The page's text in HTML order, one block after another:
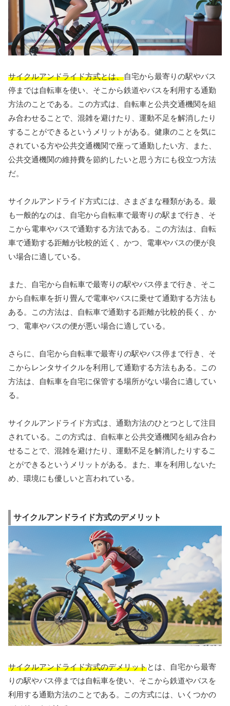
サイクルアンドライド方式とは、自宅から最寄りの駅やバス
停までは自転車を使い、そこから鉄道やバスを利用する通勤
方法のことである。この方式は、自転車と公共交通機関を組
み合わせることで、混雑を避けたり、運動不足を解消したり
することができるというメリットがある。健康のことを気に
されている方や公共交通機関で座って通勤したい方、また、
公共交通機関の維持費を節約したいと思う方にも役立つ方法
だ。
サイクルアンドライド方式には、さまざまな種類がある。最
も一般的なのは、自宅から自転車で最寄りの駅まで行き、そ
こから電車やバスで通勤する方法である。この方法は、自転
車で通勤する距離が比較的近く、かつ、電車やバスの便が良
い場合に適している。
また、自宅から自転車で最寄りの駅やバス停まで行き、そこ
から自転車を折り畳んで電車やバスに乗せて通勤する方法も
ある。この方法は、自転車で通勤する距離が比較的長く、か
つ、電車やバスの便が悪い場合に適している。
さらに、自宅から自転車で最寄りの駅やバス停まで行き、そ
こからレンタサイクルを利用して通勤する方法もある。この
方法は、自転車を自宅に保管する場所がない場合に適してい
る。
サイクルアンドライド方式は、通勤方法のひとつとして注目
されている。この方式は、自転車と公共交通機関を組み合わ
せることで、混雑を避けたり、運動不足を解消したりするこ
とができるというメリットがある。また、車を利用しないた
め、環境にも優しいと言われている。
サイクルアンドライド方式のデメリット
サイクルアンドライド方式のデメリットとは、自宅から最寄
りの駅やバス停までは自転車を使い、そこから鉄道やバスを
利用する通勤方法のことである。この方式には、いくつかの